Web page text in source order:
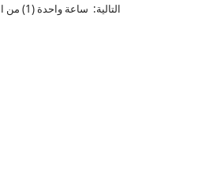
التالية: ساعة واحدة (1) من الدروس تعادل ساعة ونصف (ساعة واحدة و 30 دقيقة) من الأعمال الموجهة أو من الأعمال التطبيقية.